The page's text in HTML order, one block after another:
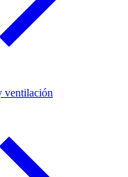
ventilación